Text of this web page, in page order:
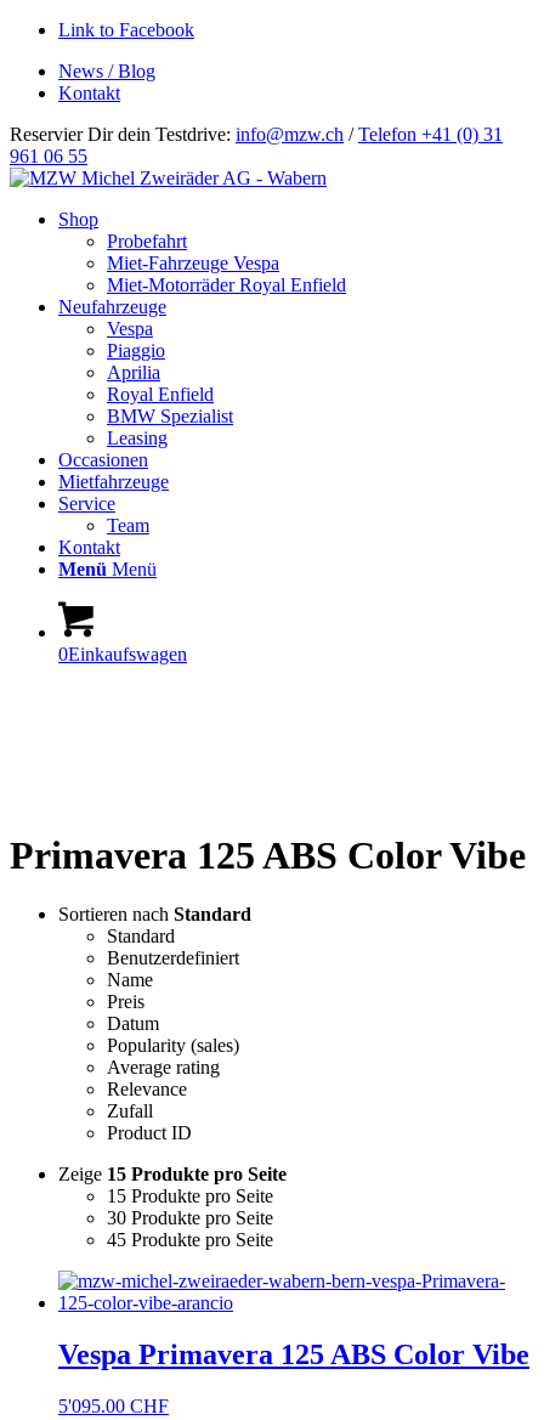
Link to Facebook
News / Blog
Kontakt
Reservier Dir dein Testdrive: info@mzw.ch /Telefon +41 (0) 31
961 06 55
Hauptnavigation
Shop
Probefahrt
Miet-Fahrzeuge Vespa
Miet-Motorräder Royal Enfield
Neufahrzeuge
Vespa
Piaggio
Aprilia
Royal Enfield
BMW Spezialist
Leasing
Occasionen
Mietfahrzeuge
Service
Team
Kontakt
Menü Menü
0Einkaufswagen
Primavera 125 ABS Color Vibe
Sortieren nach Standard
Standard
Benutzerdefiniert
Name
Preis
Datum
Popularity (sales)
Average rating
Relevance
Zufall
Product ID
Zeige 15 Produkte pro Seite
15 Produkte pro Seite
30 Produkte pro Seite
45 Produkte pro Seite
Vespa Primavera 125 ABS Color Vibe
5'095.00 CHF